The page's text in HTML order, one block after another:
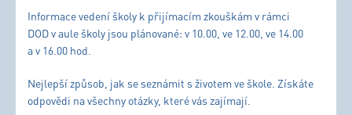
Informace vedení školy k přijímacím zkouškám v rámci
DOD v aule školy jsou plánované: v 10.00, ve 12.00, ve 14.00
a v 16.00 hod.
Nejlepší způsob, jak se seznámit s životem ve škole. Získáte
odpovědi na všechny otázky, které vás zajímají.